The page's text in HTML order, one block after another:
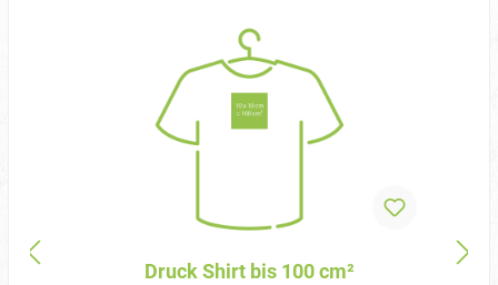
Druck Shirt bis 100 cm²